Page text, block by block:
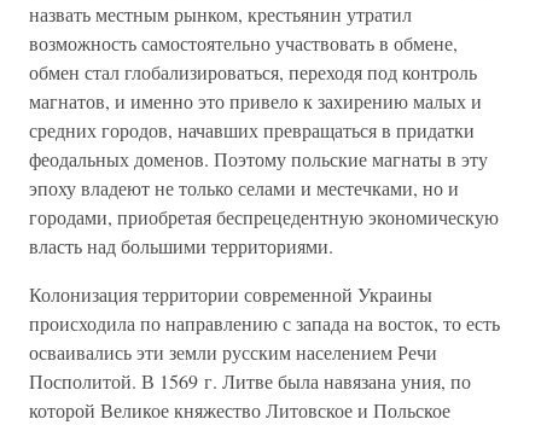
назвать местным рынком, крестьянин утратил
возможность самостоятельно участвовать в обмене,
обмен стал глобализироваться, переходя под контроль
магнатов, и именно это привело к захирению малых и
средних городов, начавших превращаться в придатки
феодальных доменов. Поэтому польские магнаты в эту
эпоху владеют не только селами и местечками, но и
городами, приобретая беспрецедентную экономическую
власть над большими территориями.
Колонизация территории современной Украины
происходила по направлению с запада на восток, то есть
осваивались эти земли русским населением Речи
Посполитой. В 1569 г. Литве была навязана уния, по
которой Великое княжество Литовское и Польское